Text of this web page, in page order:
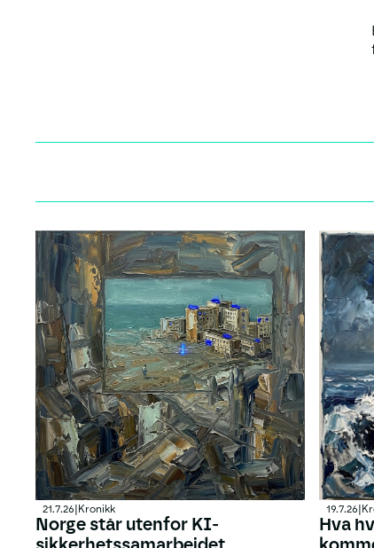
21.7.26|Kronikk
Norge står utenfor KI-
19.7.26|
Hva